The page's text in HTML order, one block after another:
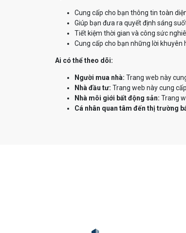
Cung cấp cho bạn thông tin toàn
Giúp bạn đưa ra quyết định sáng
Tiết kiệm thời gian và công sức
Cung cấp cho bạn những lời khuyên
Ai có thể theo dõi:
Người mua nhà: Trang web này
Nhà đầu tư: Trang web này cung
Nhà môi giới bất động sản: Trang
Cá nhân quan tâm đến thị trường